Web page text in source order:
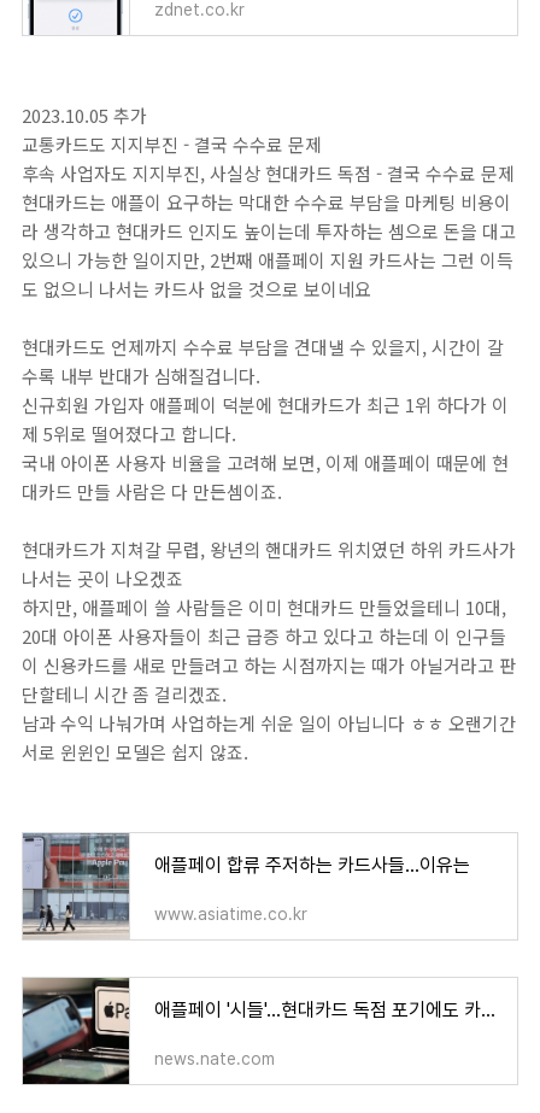
zdnet.co.kr
2023.10.05 추가
교통카드도 지지부진 - 결국 수수료 문제
후속 사업자도 지지부진, 사실상 현대카드 독점 - 결국 수수료 문제
현대카드는 애플이 요구하는 막대한 수수료 부담을 마케팅 비용이
라 생각하고 현대카드 인지도 높이는데 투자하는 셈으로 돈을 대고
있으니 가능한 일이지만, 2번째 애플페이 지원 카드사는 그런 이득
도 없으니 나서는 카드사 없을 것으로 보이네요
현대카드도 언제까지 수수료 부담을 견대낼 수 있을지, 시간이 갈
수록 내부 반대가 심해질겁니다.
신규회원 가입자 애플페이 덕분에 현대카드가 최근 1위 하다가 이
제 5위로 떨어졌다고 합니다.
국내 아이폰 사용자 비율을 고려해 보면, 이제 애플페이 때문에 현
대카드 만들 사람은 다 만든셈이죠.
현대카드가 지쳐갈 무렵, 왕년의 핸대카드 위치였던 하위 카드사가
나서는 곳이 나오겠죠
하지만, 애플페이 쓸 사람들은 이미 현대카드 만들었을테니 10대,
20대 아이폰 사용자들이 최근 급증 하고 있다고 하는데 이 인구들
이 신용카드를 새로 만들려고 하는 시점까지는 때가 아닐거라고 판
단할테니 시간 좀 걸리겠죠.
남과 수익 나눠가며 사업하는게 쉬운 일이 아닙니다 ㅎㅎ 오랜기간
서로 윈윈인 모델은 쉽지 않죠.
애플페이 합류 주저하는 카드사들…이유는
www.asiatime.co.kr
애플페이 '시들'…현대카드 독점 포기에도 카드사들 먼산 : 네이트 뉴스
news.nate.com